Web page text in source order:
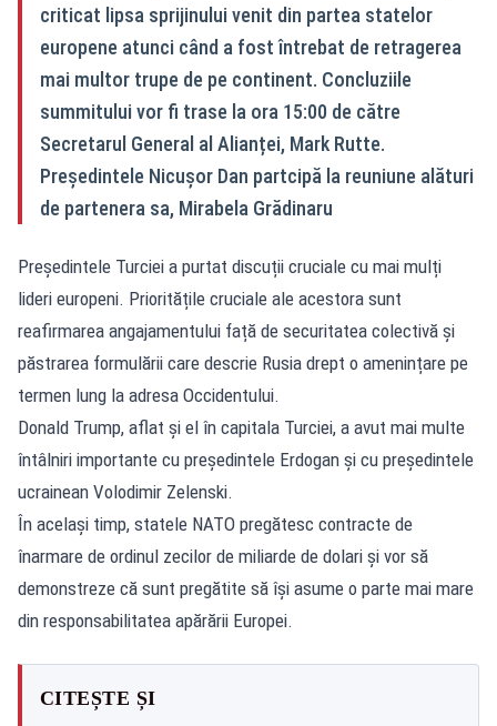
criticat lipsa sprijinului venit din partea statelor
europene atunci când a fost întrebat de retragerea
mai multor trupe de pe continent. Concluziile
summitului vor fi trase la ora 15:00 de către
Secretarul General al Alianței, Mark Rutte.
Președintele Nicușor Dan partcipă la reuniune alături
de partenera sa, Mirabela Grădinaru
Președintele Turciei a purtat discuții cruciale cu mai mulți
lideri europeni. Prioritățile cruciale ale acestora sunt
reafirmarea angajamentului față de securitatea colectivă și
păstrarea formulării care descrie Rusia drept o amenințare pe
termen lung la adresa Occidentului.
Donald Trump, aflat și el în capitala Turciei, a avut mai multe
întâlniri importante cu președintele Erdogan și cu președintele
ucrainean Volodimir Zelenski.
În același timp, statele NATO pregătesc contracte de
înarmare de ordinul zecilor de miliarde de dolari și vor să
demonstreze că sunt pregătite să își asume o parte mai mare
din responsabilitatea apărării Europei.
CITEȘTE ȘI